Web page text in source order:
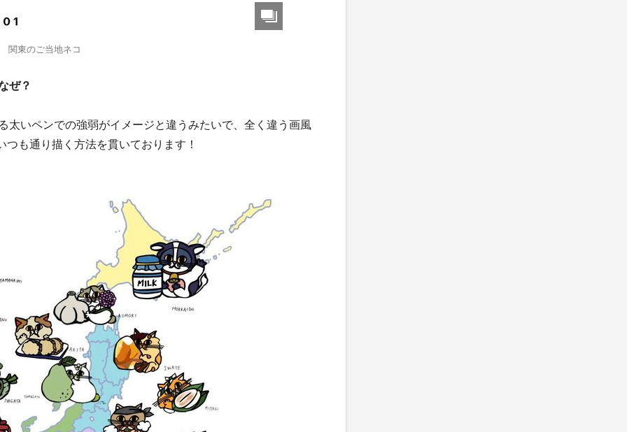
関東のご当地ネコ
ぜ？
太いペンでの強弱がイメージと違うみたいで、全く違う画風
も通り描く方法を貫いております！